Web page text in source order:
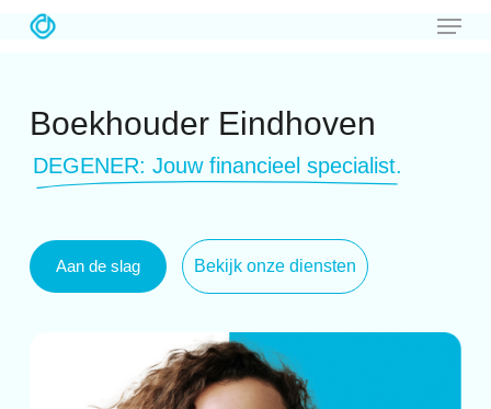
Skip
content
Menu
Boekhouder Eindhoven
DEGENER: Jouw financieel specialist.
Aan de slag Bekijk onze diensten